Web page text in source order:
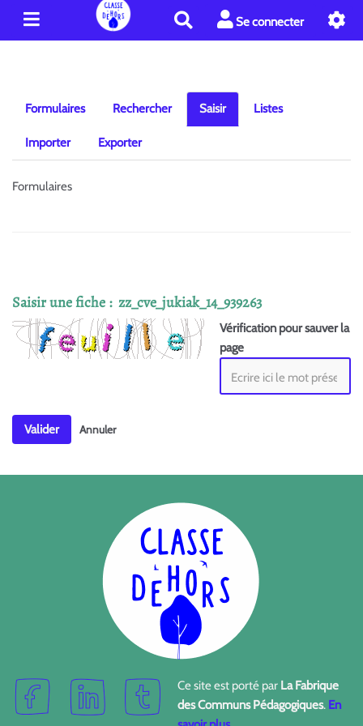
e
e
r
c
e
Se connecter
Formulaires Rechercher Saisir Listes
Importer Exporter
Formulaires
Saisir une fiche : zz_cve_jukiak_14_939263
Vérification pour sauver la
page
Valider Annuler
Ce site est porté par La Fabrique
des Communs Pédagogiques. En